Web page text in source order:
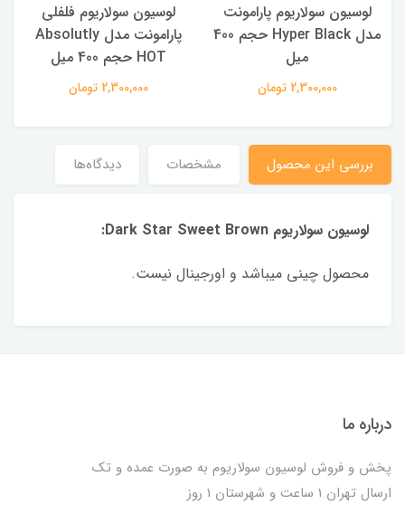
لوسیون سولاریوم پارامونت
مدل Hyper Black حجم 400
میل
2,300,000 تومان
لوسیون سولاریوم فلفلی
پارامونت مدل Absolutly
HOT حجم 400 میل
2,300,000 تومان
بررسی این محصول مشخصات دیدگاه‌ها
لوسیون سولاریوم Dark Star Sweet Brown
:
محصول چینی میباشد و اورجینال نیست.
درباره ما
پخش و فروش لوسیون سولاریوم به صورت عمده و تک
ارسال تهران 1 ساعت و شهرستان 1 روز